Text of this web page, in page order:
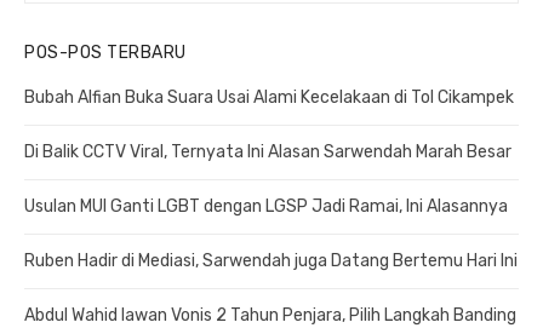
POS-POS TERBARU
Bubah Alfian Buka Suara Usai Alami Kecelakaan di Tol Cikampek
Di Balik CCTV Viral, Ternyata Ini Alasan Sarwendah Marah Besar
Usulan MUI Ganti LGBT dengan LGSP Jadi Ramai, Ini Alasannya
Ruben Hadir di Mediasi, Sarwendah juga Datang Bertemu Hari Ini
Abdul Wahid lawan Vonis 2 Tahun Penjara, Pilih Langkah Banding